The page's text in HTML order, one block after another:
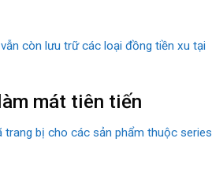
còn lưu trữ các loại đồng tiền xu tại
mát tiên tiến
trang bị cho các sản phẩm thuộc series